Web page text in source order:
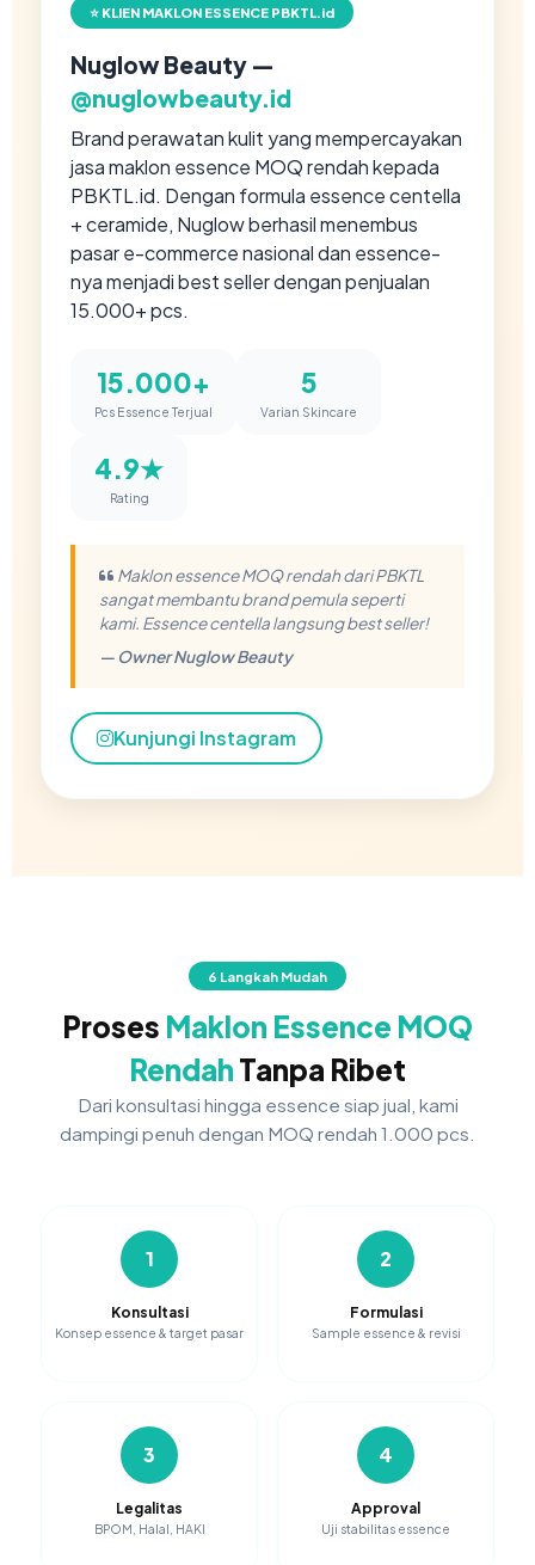
⭐ KLIEN MAKLON ESSENCE PBKTL.id
Nuglow Beauty —
@nuglowbeauty.id
Brand perawatan kulit yang mempercayakan
jasa maklon essence MOQ rendah kepada
PBKTL.id. Dengan formula essence centella
+ ceramide, Nuglow berhasil menembus
pasar e-commerce nasional dan essence-
nya menjadi best seller dengan penjualan
15.000+ pcs.
15.000+
Pcs Essence Terjual
5
Varian Skincare
4.9★
Rating
Maklon essence MOQ rendah dari PBKTL
sangat membantu brand pemula seperti
kami. Essence centella langsung best seller!
— Owner Nuglow Beauty
Kunjungi Instagram
6 Langkah Mudah
Proses Maklon Essence MOQ
Rendah Tanpa Ribet
Dari konsultasi hingga essence siap jual, kami
dampingi penuh dengan MOQ rendah 1.000 pcs.
1
Konsultasi
Konsep essence & target pasar
2
Formulasi
Sample essence & revisi
3
Legalitas
BPOM, Halal, HAKI
4
Approval
Uji stabilitas essence